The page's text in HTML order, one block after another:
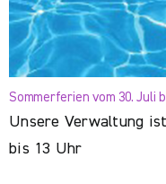
Sommerferien vom 30. Juli
Unsere Verwaltung
bis 13 Uhr